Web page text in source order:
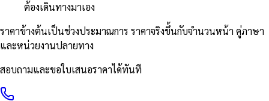
ต้องเดินทางมาเอง
ราคาข้างต้นเป็นช่วงประมาณการ ราคาจริงขึ้นกับจำนวนหน้า คู่ภาษา
และหน่วยงานปลายทาง
สอบถามและขอใบเสนอราคาได้ทันที